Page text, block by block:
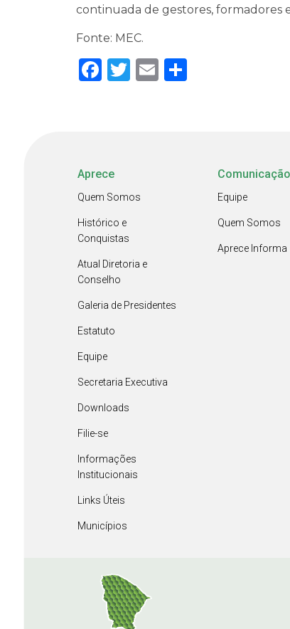
continuada de gestores, formadores
Fonte: MEC.
Facebook
Twitter
Email
Aprece
Quem Somos
Histórico e
Conquistas
Atual Diretoria e
Conselho
Galeria de Presidentes
Estatuto
Equipe
Secretaria Executiva
Downloads
Filie-se
Informações
Institucionais
Links Úteis
Municípios
Comunicação
Equipe
Quem Somos
Aprece Informa